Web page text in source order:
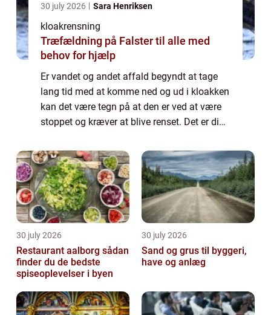
30 july 2026 Sara Henriksen
kloakrensning
Træfældning på Falster til alle med
behov for hjælp
Er vandet og andet affald begyndt at tage
lang tid med at komme ned og ud i kloakken
kan det være tegn på at den er ved at være
stoppet og kræver at blive renset. Det er din
for at din del af kloakken er i orde...
30 july 2026
Restaurant aalborg sådan
finder du de bedste
spiseoplevelser i byen
30 july 2026
Sand og grus til byggeri,
have og anlæg